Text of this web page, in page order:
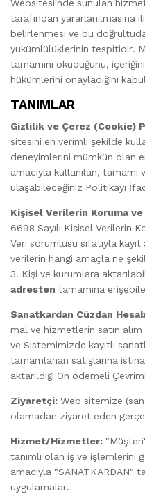
Websitesi'nde sunulan
tarafından yararlanılmasına
belirlenmesi ve bu
yükümlülüklerinin tespitidir.
tamamını okuduğunu,
hükümlerini onayladığını
TANIMLAR
Gizlilik ve Çerez (Cookie)
sitesini en verimli şekilde
deneyimlerini mümkün olan
amacıyla kullanılan, tamamı
ulaşabileceğiniz Politikayı
Kişisel Verilerin Koruma
6698 Sayılı Kişisel Verilerin
Veri sorumlusu sıfatıyla
verilerin hangi amaçla ne
3. Kişi ve kurumlara
adresten tamamına
Sanatkardan Cüzdan
mal ve hizmetlerin satın
ve Sistemimizde kayıtlı
tamamlanan satışlarına
aktarıldığı Ön ödemeli
Ziyaretçi: Web sitemize
olamadan ziyaret eden
Hizmet/Hizmetler:
tanımlı olan iş ve işlemlerini
amacıyla "SANATKARDAN"
uygulamalar.